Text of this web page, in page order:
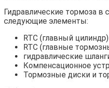
Гидравлические тормоза
следующие элементы:
RTC (главный цилиндр)
RTC (главные
гидравлические
Компенсационное
Тормозные диски и